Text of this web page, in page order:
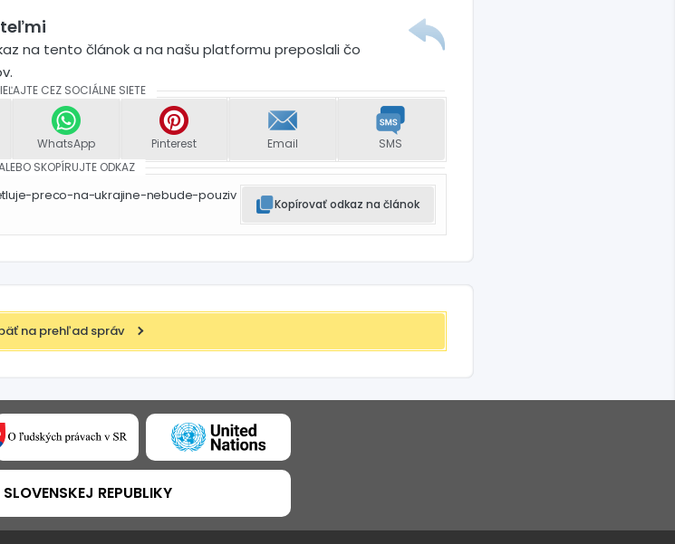
na tento článok a na našu platformu preposlali čo
CEZ SOCIÁLNE SIETE
WhatsApp Pinterest Email
SMS
SKOPÍRUJTE ODKAZ
preco-na-ukrajine-nebude-pouziv
Kopírovať odkaz na článok
na prehľad správ
REPUBLIKY